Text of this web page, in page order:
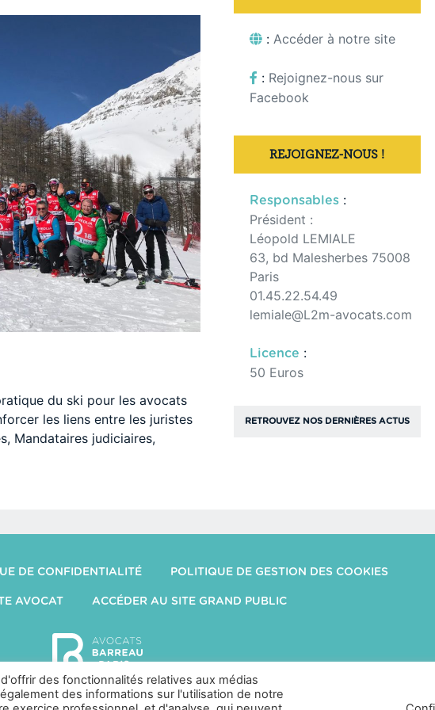
du ski pour les avocats
les liens entre les juristes
Mandataires judiciaires,
: Accéder à notre site
: Rejoignez-nous sur
Facebook
REJOIGNEZ-NOUS !
Responsables:
Président :
Léopold LEMIALE
63, bd Malesherbes 75008
Paris
01.45.22.54.49
lemiale@L2m-avocats.com
Licence :
50 Euros
RETROUVEZ NOS DERNIÈRES ACTUS
DE CONFIDENTIALITÉ POLITIQUE DE GESTION DES COOKIES
AVOCAT ACCÉDER AU SITE GRAND PUBLIC
des fonctionnalités relatives aux médias
des informations sur l'utilisation de notre